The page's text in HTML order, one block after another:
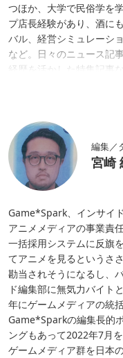
つほか、大学で民俗学を
プ店長経験があり、酒に
バル、経営シミュレーシ
など。日々のニュース記
経歴を活かした特集記事
編集／
宮崎
Game*Spark、インサイ
アニメメディアの事業責
一括採用システムに反旗
てアニメを見るというさ
勘当されそうになるし、
ド編集部に無気力バイト
年にゲームメディアの統
Game*Sparkの編集長的
ングもあって2022年7月
ゲームメディア群を日本